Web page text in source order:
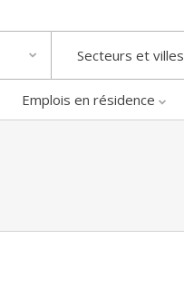
Secteurs et villes
Emplois en résidence